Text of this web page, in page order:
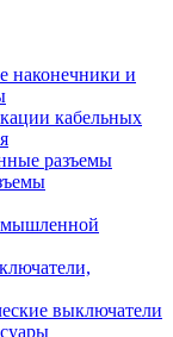
наконечники и
кабельных
разъемы
выключатели